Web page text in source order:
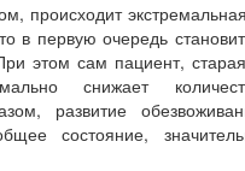
происходит
в первую очередь
этом сам пациент,
снижает
развитие
состояние,